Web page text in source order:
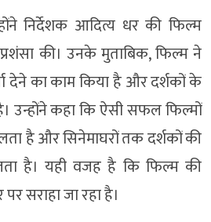
निर्देशक आदित्य धर की फिल्म
की। उनके मुताबिक, फिल्म ने
देने का काम किया है और दर्शकों के
उन्होंने कहा कि ऐसी सफल फिल्मों
है और सिनेमाघरों तक दर्शकों की
है। यही वजह है कि फिल्म की
सराहा जा रहा है।